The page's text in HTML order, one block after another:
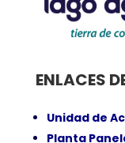
ENLACES
Unidad de
Planta